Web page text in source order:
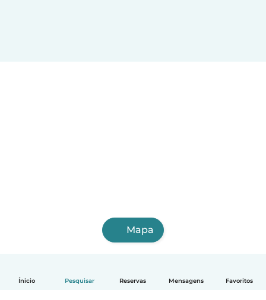
Ínicio Pesquisar Reservas Mensagens Favoritos
Mapa